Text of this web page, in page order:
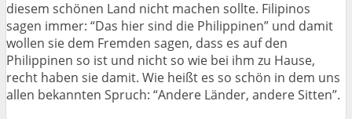
diesem schönen Land nicht machen sollte. Filipinos
sagen immer: “Das hier sind die Philippinen” und damit
wollen sie dem Fremden sagen, dass es auf den
Philippinen so ist und nicht so wie bei ihm zu Hause,
recht haben sie damit. Wie heißt es so schön in dem uns
allen bekannten Spruch: “Andere Länder, andere Sitten”.